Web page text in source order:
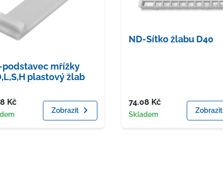
podstavec mřížky
plastový žlab
Kč
Zobrazit
ND-Sítko žlabu D40
Cena
74.08 Kč
Dostupnost
Skladem Zobrazit